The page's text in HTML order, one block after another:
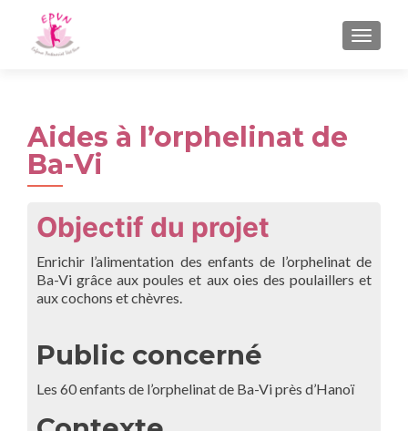
Aides à l’orphelinat de
Ba-Vi
Objectif du projet
Enrichir l’alimentation des enfants de l’orphelinat de
Ba-Vi grâce aux poules et aux oies des poulaillers et
aux cochons et chèvres.
Public concerné
Les 60 enfants de l’orphelinat de Ba-Vi près d’Hanoï